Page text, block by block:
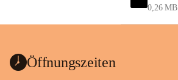
0,26 MB
Öffnungszeiten